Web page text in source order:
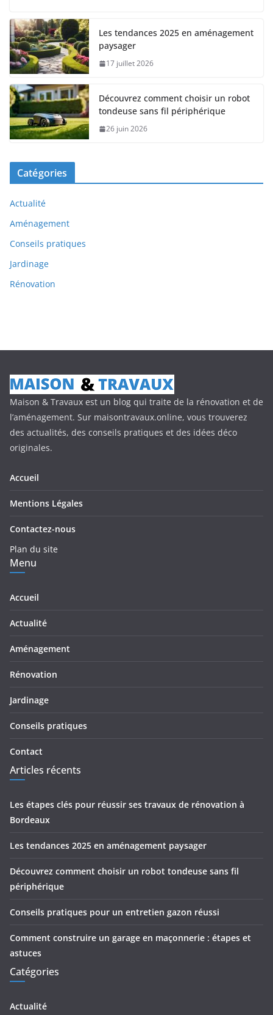
Les tendances 2025 en aménagement
paysager
17 juillet 2026
Découvrez comment choisir un robot
tondeuse sans fil périphérique
26 juin 2026
Catégories
Actualité
Aménagement
Conseils pratiques
Jardinage
Rénovation
Maison & Travaux est un blog qui traite de la rénovation et de
l’aménagement. Sur maisontravaux.online, vous trouverez
des actualités, des conseils pratiques et des idées déco
originales.
Accueil
Mentions Légales
Contactez-nous
Plan du site
Menu
Accueil
Actualité
Aménagement
Rénovation
Jardinage
Conseils pratiques
Contact
Articles récents
Les étapes clés pour réussir ses travaux de rénovation à
Bordeaux
Les tendances 2025 en aménagement paysager
Découvrez comment choisir un robot tondeuse sans fil
périphérique
Conseils pratiques pour un entretien gazon réussi
Comment construire un garage en maçonnerie : étapes et
astuces
Catégories
Actualité